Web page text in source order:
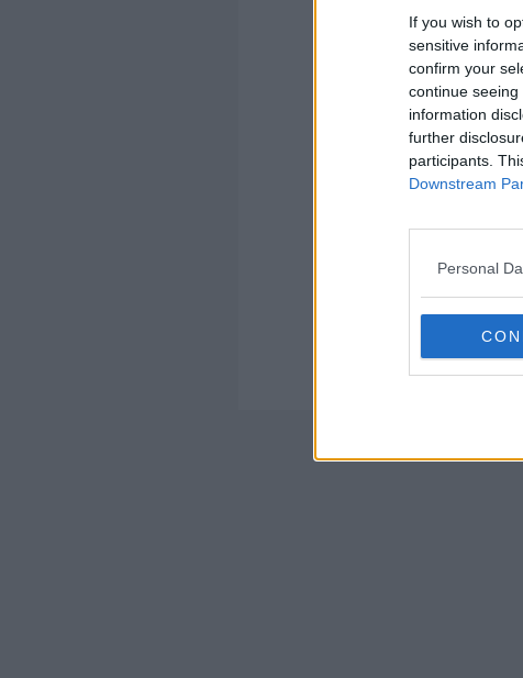
If you wish to
sensitive
confirm your
continue
information
further
participants.
Downstream
Personal